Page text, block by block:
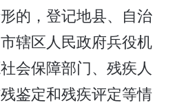
的，登记地县、自治
辖区人民政府兵役机
会保障部门、残疾人
鉴定和残疾评定等情